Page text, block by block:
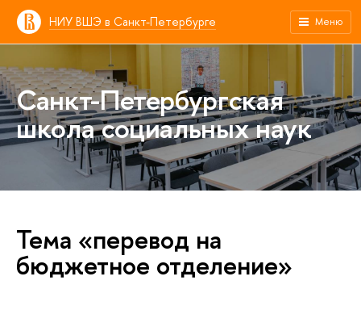
НИУ ВШЭ в Санкт-Петербурге Меню
Санкт-Петербургская
школа социальных наук
Тема «перевод на
бюджетное отделение»